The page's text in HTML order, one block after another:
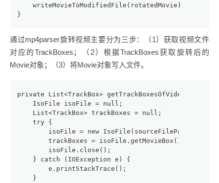
    writeMovieToModifiedFile(rotatedMovie);
}
通过mp4parser旋转视频主要分为三步：（1）获取视频文件
对应的TrackBoxes；（2）根据TrackBoxes获取旋转后的
Movie对象；（3）将Movie对象写入文件。
private List<TrackBox>
    IsoFile isoFile = null;
    List<TrackBox> trackBoxes = null;
    try {
        isoFile = new IsoFile(sourceFilePath);
trackBoxes =
        isoFile.close();
    } catch (IOException e) {
        e.printStackTrace();
    }